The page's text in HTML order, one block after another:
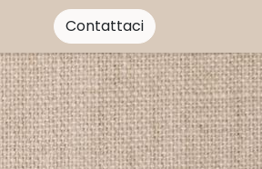
Contattaci